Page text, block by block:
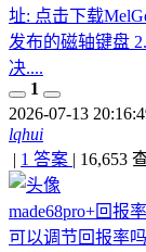
址: 点击下载
发布的磁轴键盘
决....
1
2026-07-13
lqhui
1 答案 16,653
made68pro+回报率
可以调节回报率